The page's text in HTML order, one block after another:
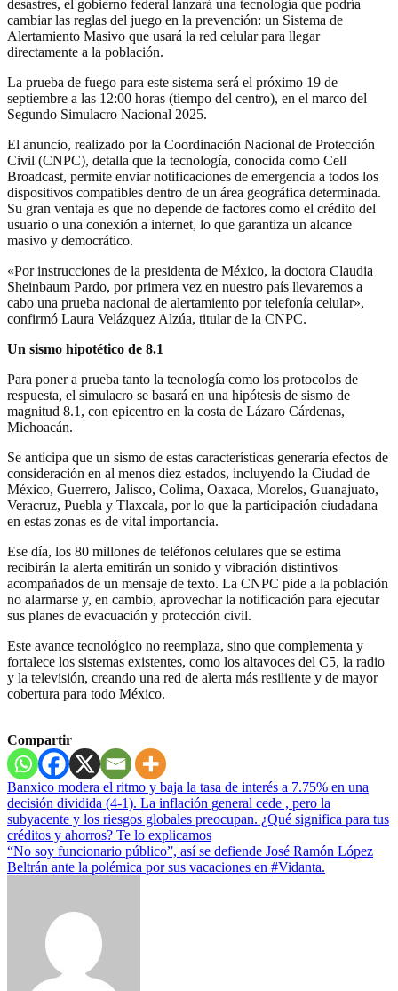
desastres, el gobierno federal lanzará una tecnología que podría
cambiar las reglas del juego en la prevención: un Sistema de
Alertamiento Masivo que usará la red celular para llegar
directamente a la población.
La prueba de fuego para este sistema será el próximo 19 de
septiembre a las 12:00 horas (tiempo del centro), en el marco del
Segundo Simulacro Nacional 2025.
El anuncio, realizado por la Coordinación Nacional de Protección
Civil (CNPC), detalla que la tecnología, conocida como Cell
Broadcast, permite enviar notificaciones de emergencia a todos los
dispositivos compatibles dentro de un área geográfica determinada.
Su gran ventaja es que no depende de factores como el crédito del
usuario o una conexión a internet, lo que garantiza un alcance
masivo y democrático.
«Por instrucciones de la presidenta de México, la doctora Claudia
Sheinbaum Pardo, por primera vez en nuestro país llevaremos a
cabo una prueba nacional de alertamiento por telefonía celular»,
confirmó Laura Velázquez Alzúa, titular de la CNPC.
Un sismo hipotético de 8.1
Para poner a prueba tanto la tecnología como los protocolos de
respuesta, el simulacro se basará en una hipótesis de sismo de
magnitud 8.1, con epicentro en la costa de Lázaro Cárdenas,
Michoacán.
Se anticipa que un sismo de estas características generaría efectos de
consideración en al menos diez estados, incluyendo la Ciudad de
México, Guerrero, Jalisco, Colima, Oaxaca, Morelos, Guanajuato,
Veracruz, Puebla y Tlaxcala, por lo que la participación ciudadana
en estas zonas es de vital importancia.
Ese día, los 80 millones de teléfonos celulares que se estima
recibirán la alerta emitirán un sonido y vibración distintivos
acompañados de un mensaje de texto. La CNPC pide a la población
no alarmarse y, en cambio, aprovechar la notificación para ejecutar
sus planes de evacuación y protección civil.
Este avance tecnológico no reemplaza, sino que complementa y
fortalece los sistemas existentes, como los altavoces del C5, la radio
y la televisión, creando una red de alerta más resiliente y de mayor
cobertura para todo México.
Compartir
Navegación
de
entradas
Banxico modera el ritmo y baja la tasa de interés a 7.75% en una
decisión dividida (4-1). La inflación general cede , pero la
subyacente y los riesgos globales preocupan. ¿Qué significa para tus
créditos y ahorros? Te lo explicamos
“No soy funcionario público”, así se defiende José Ramón López
Beltrán ante la polémica por sus vacaciones en #Vidanta.